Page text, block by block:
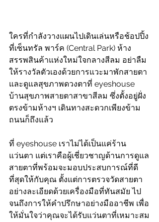
ใครที่กำลังวางแผนไปเดินเล่นหรือช้อปปิ้ง
ที่เซ็นทรัล พาร์ค (Central Park) ห้าง
สรรพสินค้าแห่งใหม่ใจกลางสีลม อย่าลืม
ให้รางวัลตัวเองด้วยการแวะมาพักสายตา
และดูแลสุขภาพดวงตาที่ eyeshouse
บ้านสุขภาพสายตาสาขาสีลม ซึ่งตั้งอยู่ฝั่ง
ตรงข้ามห้างฯ เดินทางสะดวกเพียงข้าม
ถนนก็ถึงแล้ว
ที่ eyeshouse เราไม่ได้เป็นแค่ร้าน
แว่นตา แต่เราคือผู้เชี่ยวชาญด้านการดูแล
สายตาที่พร้อมจะมอบประสบการณ์ที่ดี
ที่สุดให้กับคุณ ตั้งแต่การตรวจวัดสายตา
อย่างละเอียดด้วยเครื่องมือที่ทันสมัย ไป
จนถึงการให้คำปรึกษาอย่างมืออาชีพ เพื่อ
ให้มั่นใจว่าคุณจะได้รับแว่นตาที่เหมาะสม